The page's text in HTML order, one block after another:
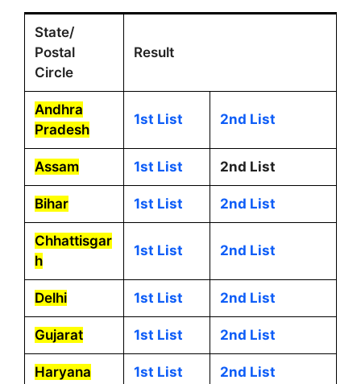
State/
Postal
Circle
Result
Andhra
Pradesh
1st List 2nd List
Assam 1st List 2nd List
Bihar 1st List 2nd List
Chhattisgar
h
1st List 2nd List
Delhi 1st List 2nd List
Gujarat 1st List 2nd List
Haryana 1st List 2nd List